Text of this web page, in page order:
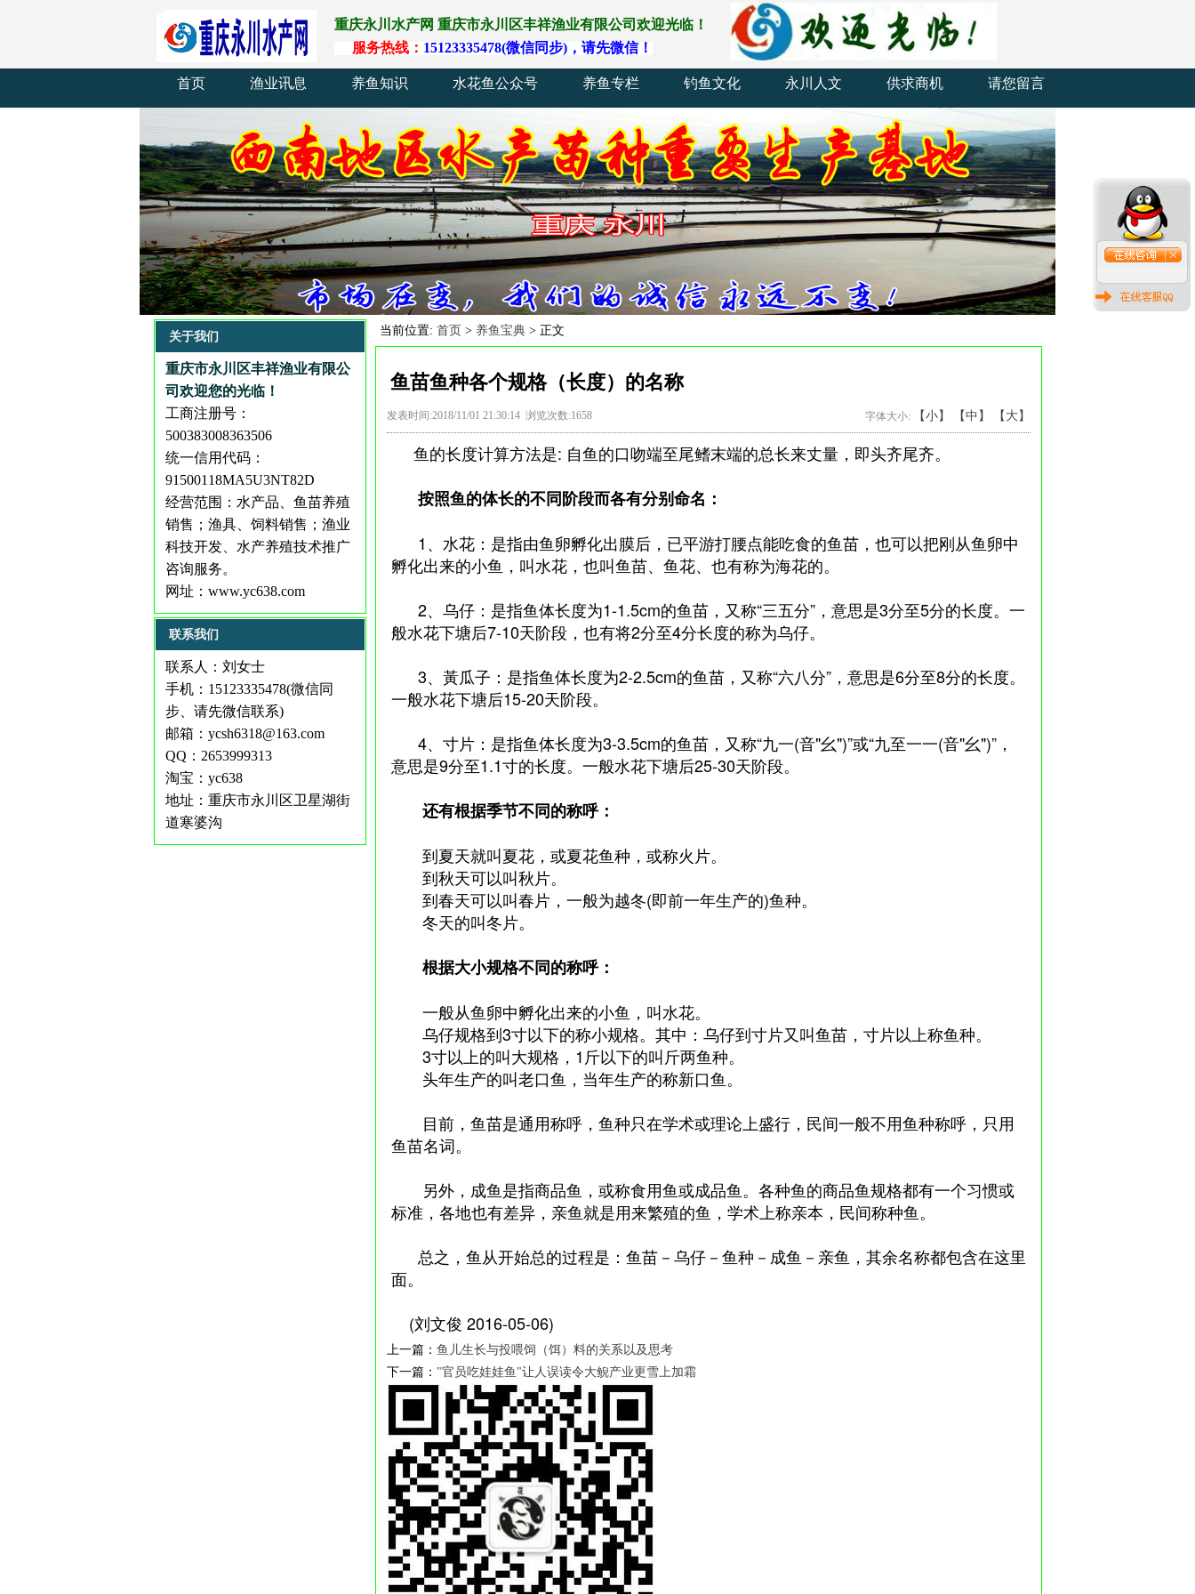
首页 渔业讯息 养鱼知识 水花鱼公众号 养鱼专栏 钓鱼文化 永川人文 供求商机 请您留言
重庆永川水产网 重庆市永川 区丰祥渔业有限公司 欢迎光临！
服务热线： 15123335478(微信同步)， 请先微信！
关于我们
重庆市永川区丰祥渔业有限公
司欢迎您的光临！
工商注册号：
500383008363506
统一信用代码：
91500118MA5U3NT82D
经营范围：水产品、鱼苗养殖
销售；渔具、饲料销售；渔业
科技开发、水产养殖技术推广
咨询服务。
网址： www.yc638.com
联系我们
联系人：刘女士
手机：15123335478(微信同
步、请先微信联系)
邮箱：ycsh6318@163.com
QQ：2653999313
淘宝：yc638
地址：重庆市永川区卫星湖街
道寒婆沟
当前位置: 首页 > 养鱼宝典> 正文
鱼苗鱼种各个规格（长度）的名称
发表时间:2018/11/01 21:30:14 浏览次数:1658 字体大小: 【小】 【中】 【大】
鱼的长度计算方法是: 自鱼的口吻端至尾鳍末端的总长来丈量，即头齐尾齐。
按照鱼的体长的不同阶段而各有分别命名：
1、水花：是指由鱼卵孵化出膜后，已平游打腰点能吃食的鱼苗，也可以把刚从鱼卵中
孵化出来的小鱼，叫水花，也叫鱼苗、鱼花、也有称为海花的。
2、乌仔：是指鱼体长度为1-1.5cm的鱼苗，又称“三五分”，意思是3分至5分的长度。一
般水花下塘后7-10天阶段，也有将2分至4分长度的称为乌仔。
3、黃瓜子：是指鱼体长度为2-2.5cm的鱼苗，又称“六八分”，意思是6分至8分的长度。
一般水花下塘后15-20天阶段。
4、寸片：是指鱼体长度为3-3.5cm的鱼苗，又称“九一(音"幺")”或“九至一一(音"幺")”，
意思是9分至1.1寸的长度。一般水花下塘后25-30天阶段。
还有根据季节不同的称呼：
到夏天就叫夏花，或夏花鱼种，或称火片。
到秋天可以叫秋片。
到春天可以叫春片，一般为越冬(即前一年生产的)鱼种。
冬天的叫冬片。
根据大小规格不同的称呼：
一般从鱼卵中孵化出来的小鱼，叫水花。
乌仔规格到3寸以下的称小规格。其中：乌仔到寸片又叫鱼苗，寸片以上称鱼种。
3寸以上的叫大规格，1斤以下的叫斤两鱼种。
头年生产的叫老口鱼，当年生产的称新口鱼。
目前，鱼苗是通用称呼，鱼种只在学术或理论上盛行，民间一般不用鱼种称呼，只用
鱼苗名词。
另外，成鱼是指商品鱼，或称食用鱼或成品鱼。各种鱼的商品鱼规格都有一个习惯或
标准，各地也有差异，亲鱼就是用来繁殖的鱼，学术上称亲本，民间称种鱼。
总之，鱼从开始总的过程是：鱼苗－乌仔－鱼种－成鱼－亲鱼，其余名称都包含在这里
面。
(刘文俊 2016-05-06)
上一篇： 鱼儿生长与投喂饲（饵）料的关系以及思考
下一篇： "官员吃娃娃鱼"让人误读令大鲵产业更雪上加霜